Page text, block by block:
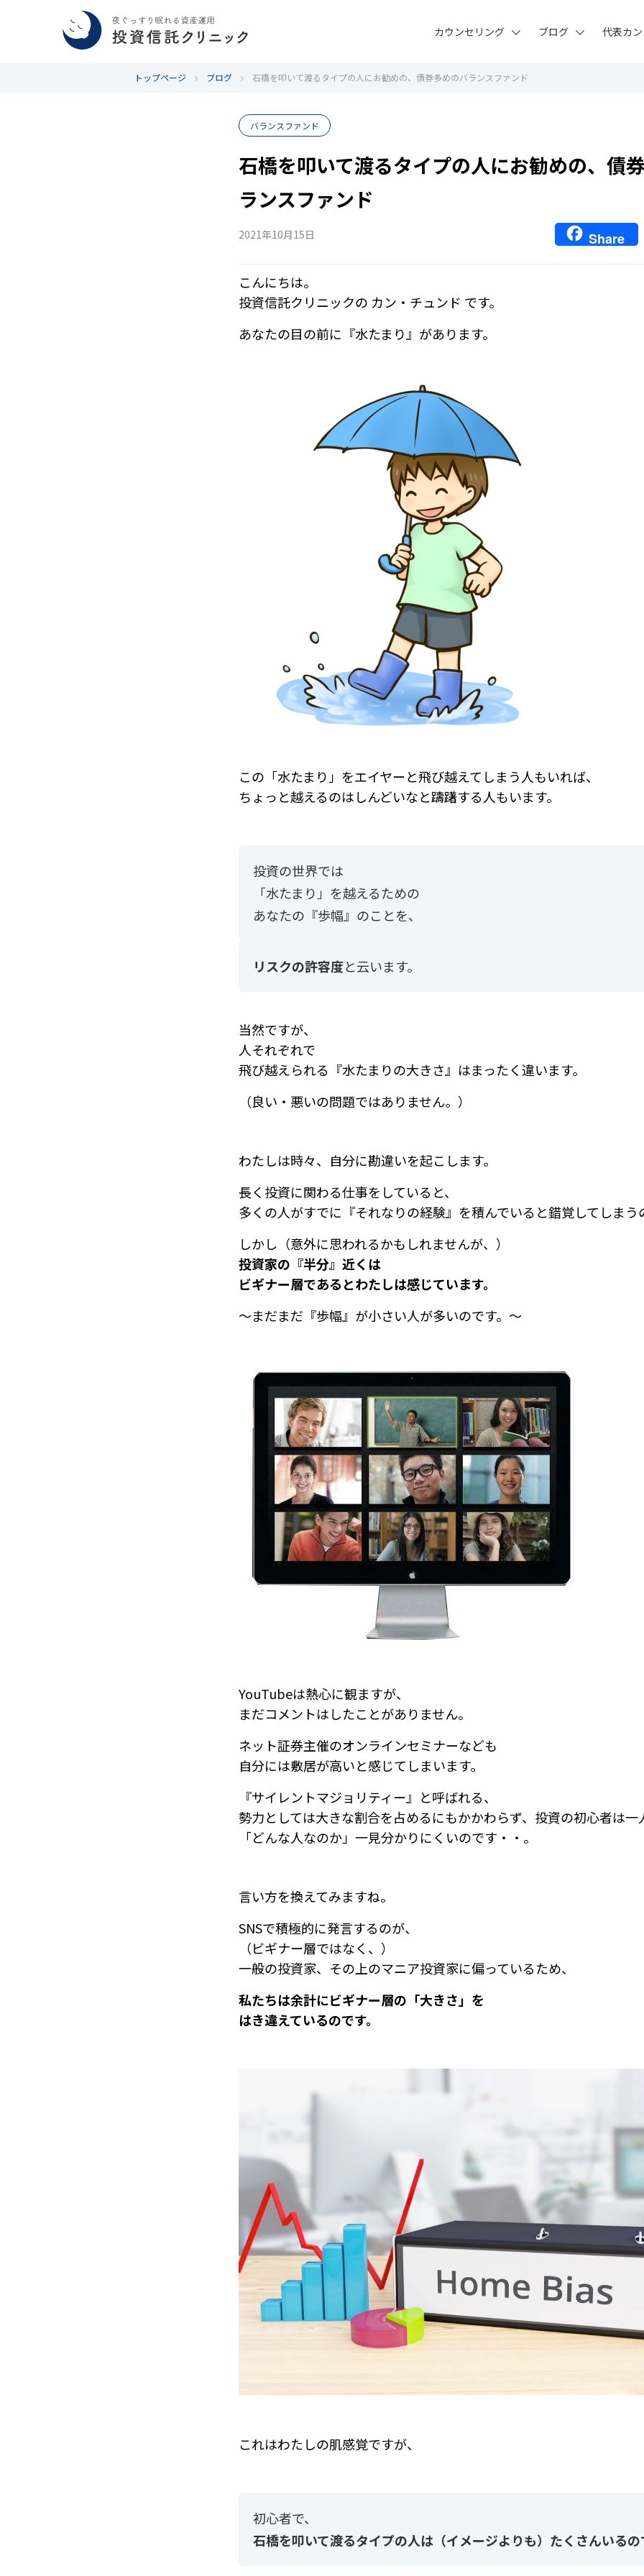
カウンセリング ブログ 代表カ
トップページ ブログ 石橋を叩いて渡るタイプの人にお勧めの、債券多めのバランスファンド
バランスファンド
石橋を叩いて渡るタイプの人にお勧めの、債
ランスファンド
2021年10月15日 Share
こんにちは。
投資信託クリニックの カン・チュンド です。
あなたの目の前に『水たまり』があります。
この「水たまり」をエイヤーと飛び越えてしまう人もいれば、
ちょっと越えるのはしんどいなと躊躇する人もいます。
投資の世界では
「水たまり」を越えるための
あなたの『歩幅』のことを、
リスクの許容度と云います。
当然ですが、
人それぞれで
飛び越えられる『水たまりの大きさ』はまったく違います。
（良い・悪いの問題ではありません。）
わたしは時々、自分に勘違いを起こします。
長く投資に関わる仕事をしていると、
多くの人がすでに『それなりの経験』を積んでいると錯覚してしまう
しかし（意外に思われるかもしれませんが、）
投資家の『半分』近くは
ビギナー層であるとわたしは感じています。
～まだまだ『歩幅』が小さい人が多いのです。～
YouTubeは熱心に観ますが、
まだコメントはしたことがありません。
ネット証券主催のオンラインセミナーなども
自分には敷居が高いと感じてしまいます。
『サイレントマジョリティー』と呼ばれる、
勢力としては大きな割合を占めるにもかかわらず、投資の初心者は一
「どんな人なのか」一見分かりにくいのです・・。
言い方を換えてみますね。
SNSで積極的に発言するのが、
（ビギナー層ではなく、）
一般の投資家、その上のマニア投資家に偏っているため、
私たちは余計にビギナー層の「大きさ」を
はき違えているのです。
これはわたしの肌感覚ですが、
初心者で、
石橋を叩いて渡るタイプの人は（イメージよりも）たくさんいる